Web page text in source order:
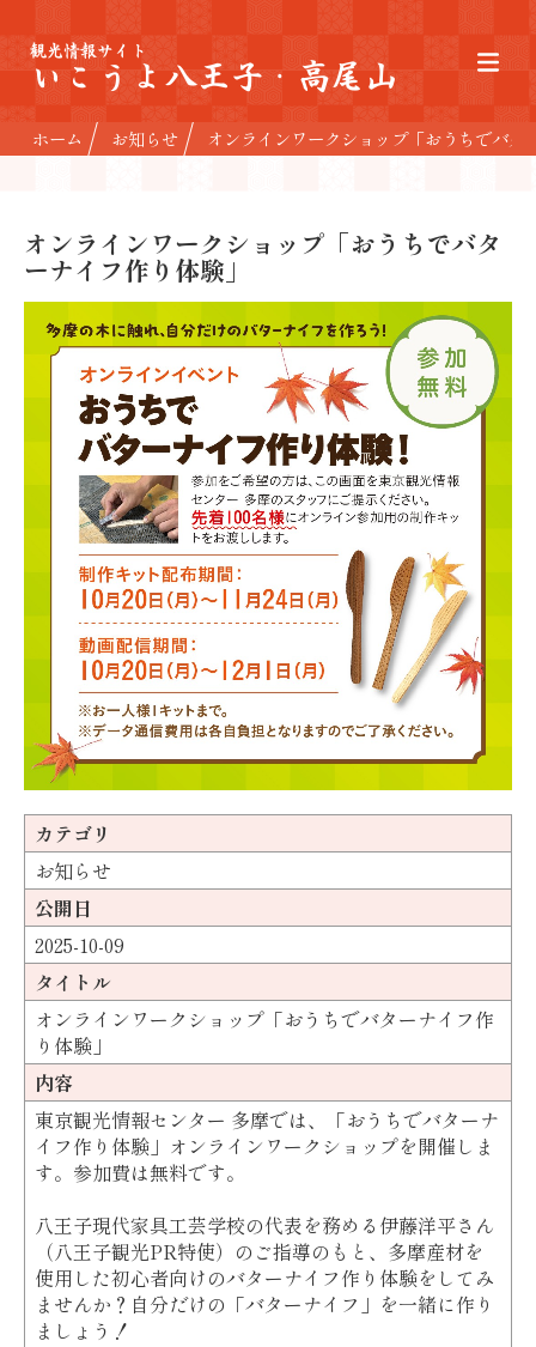
観光情報サイト
いこうよ八王子・高尾山
ホーム お知らせ オンラインワークショップ「おうちでバタ
オンラインワークショップ「おうちでバタ
ーナイフ作り体験」
カテゴリ
お知らせ
公開日
2025-10-09
タイトル
オンラインワークショップ「おうちでバターナイフ作
り体験」
内容
東京観光情報センター 多摩では、「おうちでバターナ
イフ作り体験」オンラインワークショップを開催しま
す。参加費は無料です。
八王子現代家具工芸学校の代表を務める伊藤洋平さん
（八王子観光PR特使）のご指導のもと、多摩産材を
使用した初心者向けのバターナイフ作り体験をしてみ
ませんか？自分だけの「バターナイフ」を一緒に作り
ましょう！